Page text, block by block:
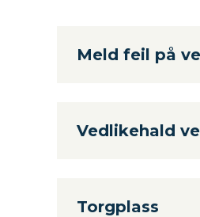
Meld feil på
Vedlikehald
Torgplass